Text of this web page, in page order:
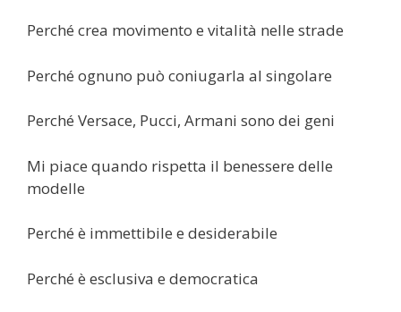
Perché crea movimento e vitalità nelle strade
Perché ognuno può coniugarla al singolare
Perché Versace, Pucci, Armani sono dei geni
Mi piace quando rispetta il benessere delle
modelle
Perché è immettibile e desiderabile
Perché è esclusiva e democratica